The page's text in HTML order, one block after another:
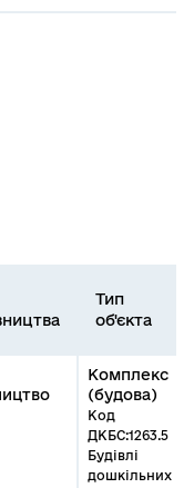
Тип
об'єкта
Комплекс
(будова)
Код
ДКБС:1263.5
Будівлі
дошкільних